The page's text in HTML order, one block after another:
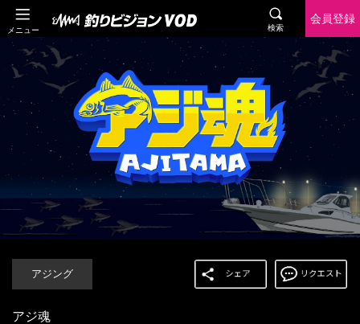
メニュー 検索
会員登録
アジング
アジ魂